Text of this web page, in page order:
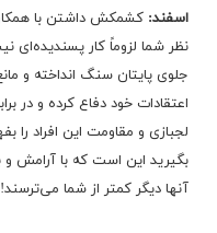
اسفند: کشمکش داشتن با
نظر شما لزوماً کار
جلوی پایتان سنگ انداخته و
اعتقادات خود دفاع کرده و در
لجبازی و مقاومت این افراد را
بگیرید این است که با آرامش و
آنها دیگر کمتر از شما می‌ترسند!